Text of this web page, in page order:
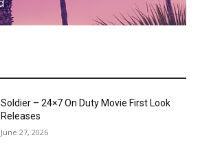
Soldier – 24×7 On Duty Movie First Look
Releases
June 27, 2026